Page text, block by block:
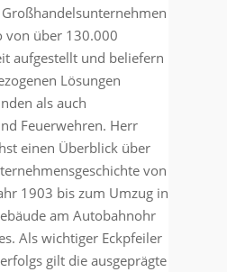
von über 130.000
aufgestellt und beliefern
Lösungen
als auch
Feuerwehren. Herr
einen Überblick über
von
1903 bis zum Umzug in
am Autobahnohr
Als wichtiger Eckpfeiler
gilt die ausgeprägte